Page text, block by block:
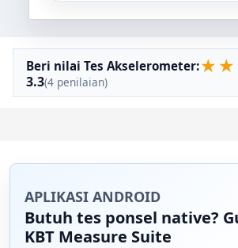
Beri nilai Tes Akselerometer:★ ★
3.3(4 penilaian)
APLIKASI ANDROID
Butuh tes ponsel native?
KBT Measure Suite